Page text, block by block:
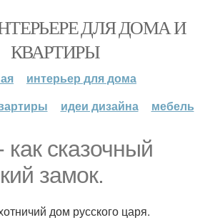
ДЛЯ ДОМА И
КВАРТИРЫ
интерьер для дома
идеи дизайна мебель
сказочный
замок.
дом русского царя.